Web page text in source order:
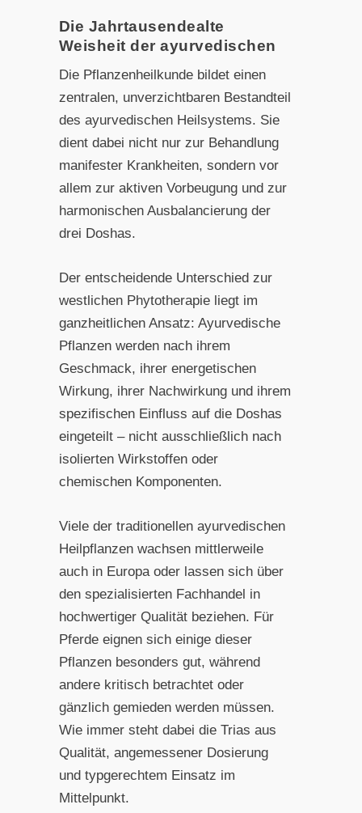
Die Jahrtausendealte
Weisheit der ayurvedischen
Die Pflanzenheilkunde bildet einen
zentralen, unverzichtbaren Bestandteil
des ayurvedischen Heilsystems. Sie
dient dabei nicht nur zur Behandlung
manifester Krankheiten, sondern vor
allem zur aktiven Vorbeugung und zur
harmonischen Ausbalancierung der
drei Doshas.
Der entscheidende Unterschied zur
westlichen Phytotherapie liegt im
ganzheitlichen Ansatz: Ayurvedische
Pflanzen werden nach ihrem
Geschmack, ihrer energetischen
Wirkung, ihrer Nachwirkung und ihrem
spezifischen Einfluss auf die Doshas
eingeteilt – nicht ausschließlich nach
isolierten Wirkstoffen oder
chemischen Komponenten.
Viele der traditionellen ayurvedischen
Heilpflanzen wachsen mittlerweile
auch in Europa oder lassen sich über
den spezialisierten Fachhandel in
hochwertiger Qualität beziehen. Für
Pferde eignen sich einige dieser
Pflanzen besonders gut, während
andere kritisch betrachtet oder
gänzlich gemieden werden müssen.
Wie immer steht dabei die Trias aus
Qualität, angemessener Dosierung
und typgerechtem Einsatz im
Mittelpunkt.